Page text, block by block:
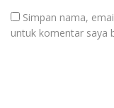
Simpan nama,
untuk komentar saya